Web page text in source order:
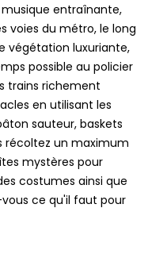
musique entraînante,
voies du métro, le long
végétation luxuriante,
possible au policier
trains richement
en utilisant les
sauteur, baskets
récoltez un maximum
mystères pour
costumes ainsi que
ce qu'il faut pour